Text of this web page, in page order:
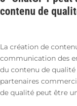
contenu de
La création de
communication des
du contenu de
partenaires
de qualité peut être